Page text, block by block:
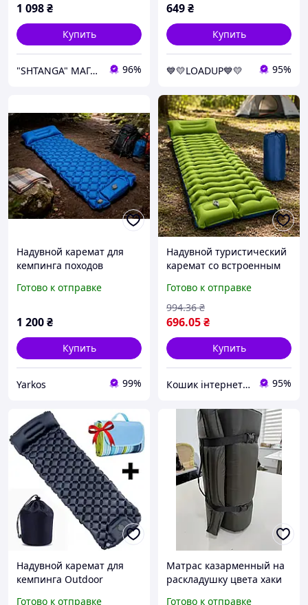
1 098₴
Купить
"SHTANGA" МАГАЗИН СПОРТИВНЫХ ТОВАРОВ 96%
649₴
Купить
💙💛LOADUP💙💛 95%
Надувной каремат для
кемпинга походов
Готово к отправке
1 200₴
Купить
Yarkos 99%
Надувной туристический
каремат со встроенным
242х70см. Зеленый
матрас с подушкой для
кемпинга.
Готово к отправке
696.05₴
994.36 ₴
Купить
Кошик інтернет магазин 95%
Надувной каремат для
кемпинга Outdoor
Готово к отправке
Матрас казарменный на
раскладушку цвета хаки
Готово к отправке